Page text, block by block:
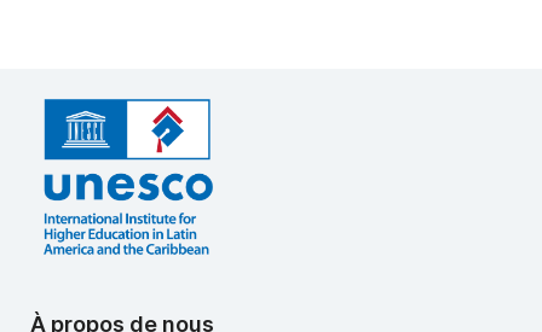
À propos de nous